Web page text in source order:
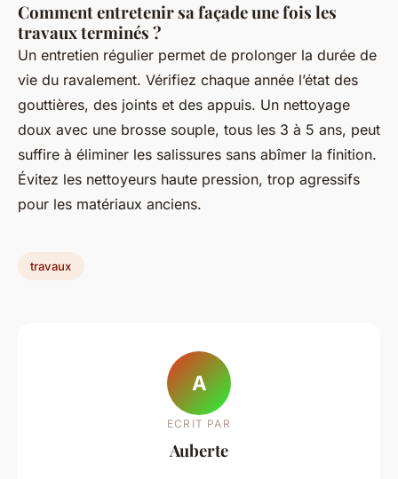
Comment entretenir sa façade une fois les
travaux terminés ?
Un entretien régulier permet de prolonger la durée de
vie du ravalement. Vérifiez chaque année l’état des
gouttières, des joints et des appuis. Un nettoyage
doux avec une brosse souple, tous les 3 à 5 ans, peut
suffire à éliminer les salissures sans abîmer la finition.
Évitez les nettoyeurs haute pression, trop agressifs
pour les matériaux anciens.
travaux
A
ECRIT PAR
Auberte